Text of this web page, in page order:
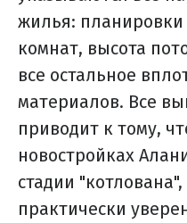
жилья:
комнат, высота
все остальное
материалов. Все
приводит к тому,
новостройках
стадии
практически